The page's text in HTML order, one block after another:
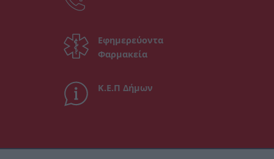
Εφημερεύοντα
Φαρμακεία
Κ.Ε.Π Δήμων